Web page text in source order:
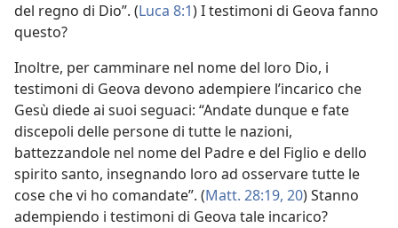
del regno di Dio”. (Luca 8:1) I testimoni di Geova fanno
questo?
Inoltre, per camminare nel nome del loro Dio, i
testimoni di Geova devono adempiere l’incarico che
Gesù diede ai suoi seguaci: “Andate dunque e fate
discepoli delle persone di tutte le nazioni,
battezzandole nel nome del Padre e del Figlio e dello
spirito santo, insegnando loro ad osservare tutte le
cose che vi ho comandate”. (Matt. 28:19, 20) Stanno
adempiendo i testimoni di Geova tale incarico?